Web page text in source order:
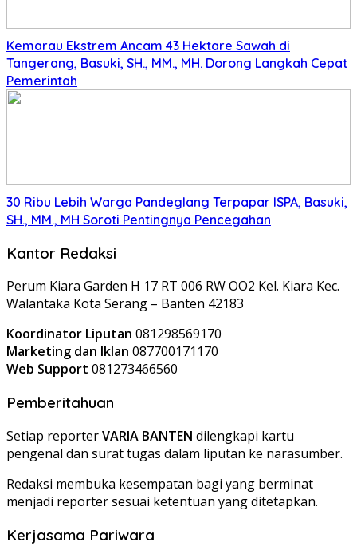
Kemarau Ekstrem Ancam 43 Hektare Sawah di
Tangerang, Basuki, SH., MM., MH. Dorong Langkah Cepat
Pemerintah
30 Ribu Lebih Warga Pandeglang Terpapar ISPA, Basuki,
SH., MM., MH Soroti Pentingnya Pencegahan
Kantor Redaksi
Perum Kiara Garden H 17 RT 006 RW OO2 Kel. Kiara Kec.
Walantaka Kota Serang – Banten 42183
Koordinator Liputan 081298569170
Marketing dan Iklan 087700171170
Web Support 081273466560
Pemberitahuan
Setiap reporterVARIA BANTEN dilengkapi kartu
pengenal dan surat tugas dalam liputan ke narasumber.
Redaksi membuka kesempatan bagi yang berminat
menjadi reporter sesuai ketentuan yang ditetapkan.
Kerjasama Pariwara